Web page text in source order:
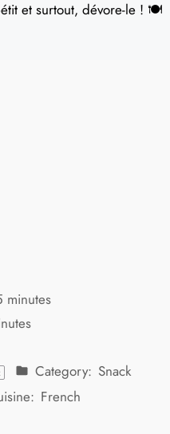
et surtout, dévore-le ! 🍽️
minutes
Category: Snack
French